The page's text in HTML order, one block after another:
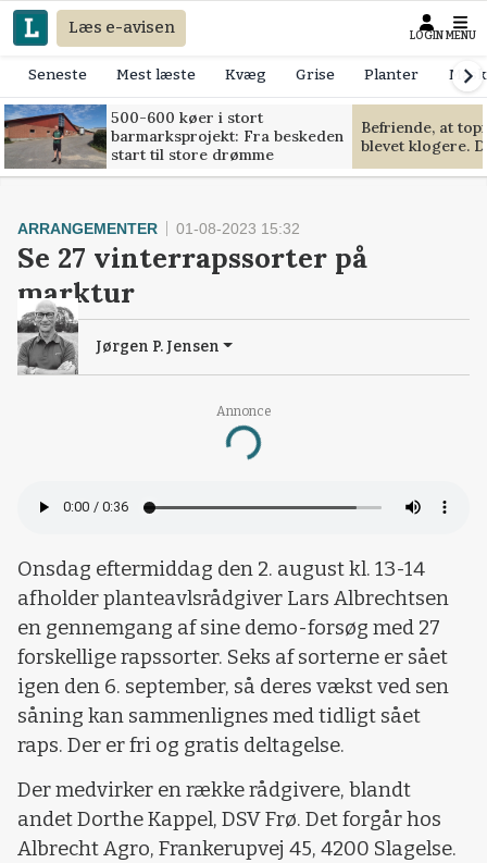
Læs e-avisen LOGIN MENU
Seneste Mest læste Kvæg Grise Planter
500-600 køer i stort
barmarksprojekt: Fra beskeden
start til store drømme
Befriende, at
blevet klogere.
Annonce
Loading...
ARRANGEMENTER 01-08-2023 15:32
Se 27 vinterrapssorter på
marktur
Jørgen P. Jensen
Onsdag eftermiddag den 2. august kl. 13-14
afholder planteavlsrådgiver Lars Albrechtsen
en gennemgang af sine demo-forsøg med 27
forskellige rapssorter. Seks af sorterne er sået
igen den 6. september, så deres vækst ved sen
såning kan sammenlignes med tidligt sået
raps. Der er fri og gratis deltagelse.
Der medvirker en række rådgivere, blandt
andet Dorthe Kappel, DSV Frø. Det forgår hos
Albrecht Agro, Frankerupvej 45, 4200 Slagelse.